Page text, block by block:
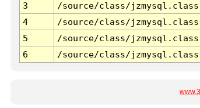
3
/source/class/
4
/source/class/
5
/source/class/
6
/source/class/